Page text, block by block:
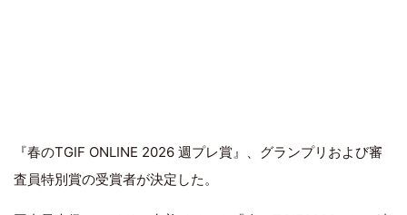
『春のTGIF ONLINE 2026 週プレ賞』、グランプリおよび審
査員特別賞の受賞者が決定した。